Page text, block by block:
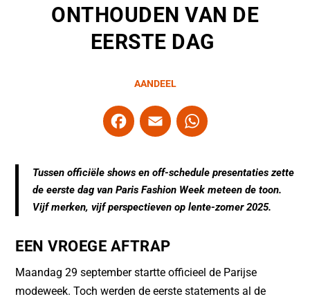
ONTHOUDEN VAN DE
EERSTE DAG
AANDEEL
F
a
e
b
o
k
E
m
ai
l
W
s
A
Tussen officiële shows en off-schedule presentaties zette
de eerste dag van Paris Fashion Week meteen de toon.
Vijf merken, vijf perspectieven op lente-zomer 2025.
EEN VROEGE AFTRAP
Maandag 29 september startte officieel de Parijse
modeweek. Toch werden de eerste statements al de